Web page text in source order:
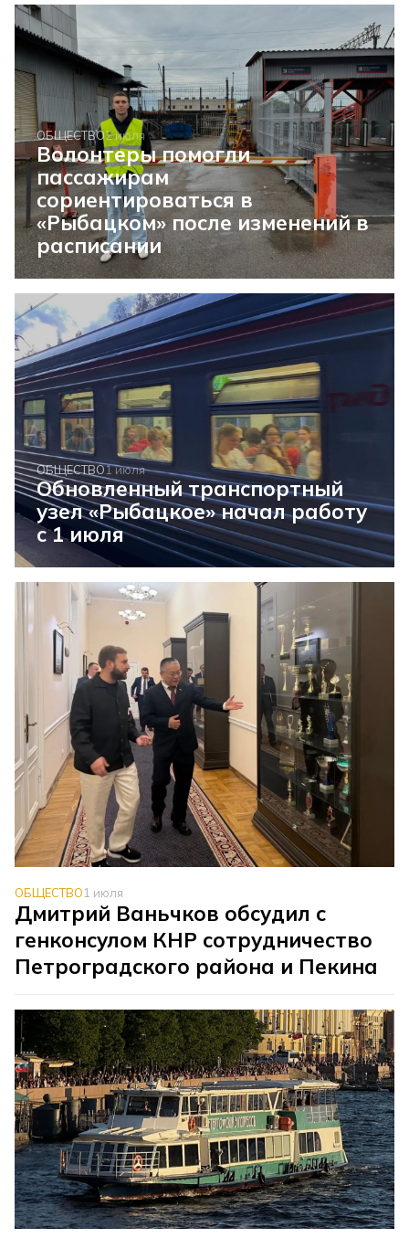
ОБЩЕСТВО2 июля
Волонтеры помогли
пассажирам
сориентироваться в
«Рыбацком» после изменений в
расписании
ОБЩЕСТВО1 июля
Обновленный транспортный
узел «Рыбацкое» начал работу
с 1 июля
ОБЩЕСТВО1 июля
Дмитрий Ваньчков обсудил с
генконсулом КНР сотрудничество
Петроградского района и Пекина